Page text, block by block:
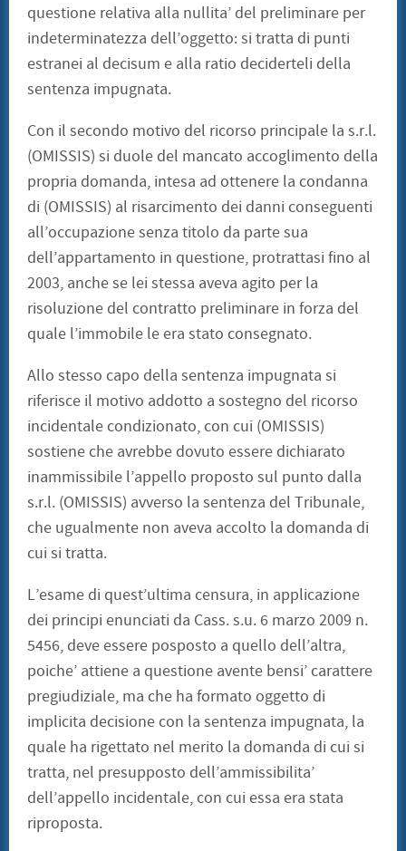
questione relativa alla nullita’ del preliminare per
indeterminatezza dell’oggetto: si tratta di punti
estranei al decisum e alla ratio deciderteli della
sentenza impugnata.
Con il secondo motivo del ricorso principale la s.r.l.
(OMISSIS) si duole del mancato accoglimento della
propria domanda, intesa ad ottenere la condanna
di (OMISSIS) al risarcimento dei danni conseguenti
all’occupazione senza titolo da parte sua
dell’appartamento in questione, protrattasi fino al
2003, anche se lei stessa aveva agito per la
risoluzione del contratto preliminare in forza del
quale l’immobile le era stato consegnato.
Allo stesso capo della sentenza impugnata si
riferisce il motivo addotto a sostegno del ricorso
incidentale condizionato, con cui (OMISSIS)
sostiene che avrebbe dovuto essere dichiarato
inammissibile l’appello proposto sul punto dalla
s.r.l. (OMISSIS) avverso la sentenza del Tribunale,
che ugualmente non aveva accolto la domanda di
cui si tratta.
L’esame di quest’ultima censura, in applicazione
dei principi enunciati da Cass. s.u. 6 marzo 2009 n.
5456, deve essere posposto a quello dell’altra,
poiche’ attiene a questione avente bensi’ carattere
pregiudiziale, ma che ha formato oggetto di
implicita decisione con la sentenza impugnata, la
quale ha rigettato nel merito la domanda di cui si
tratta, nel presupposto dell’ammissibilita’
dell’appello incidentale, con cui essa era stata
riproposta.